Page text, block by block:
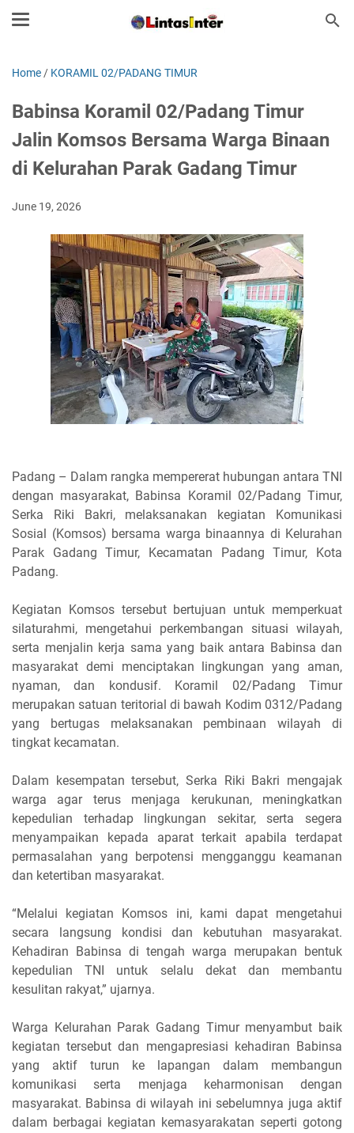
Home / KORAMIL 02/PADANG TIMUR
Babinsa Koramil 02/Padang Timur
Jalin Komsos Bersama Warga Binaan
di Kelurahan Parak Gadang Timur
June 19, 2026
Padang – Dalam rangka mempererat hubungan antara TNI
dengan masyarakat, Babinsa Koramil 02/Padang Timur,
Serka Riki Bakri, melaksanakan kegiatan Komunikasi
Sosial (Komsos) bersama warga binaannya di Kelurahan
Parak Gadang Timur, Kecamatan Padang Timur, Kota
Padang.
Kegiatan Komsos tersebut bertujuan untuk memperkuat
silaturahmi, mengetahui perkembangan situasi wilayah,
serta menjalin kerja sama yang baik antara Babinsa dan
masyarakat demi menciptakan lingkungan yang aman,
nyaman, dan kondusif. Koramil 02/Padang Timur
merupakan satuan teritorial di bawah Kodim 0312/Padang
yang bertugas melaksanakan pembinaan wilayah di
tingkat kecamatan.
Dalam kesempatan tersebut, Serka Riki Bakri mengajak
warga agar terus menjaga kerukunan, meningkatkan
kepedulian terhadap lingkungan sekitar, serta segera
menyampaikan kepada aparat terkait apabila terdapat
permasalahan yang berpotensi mengganggu keamanan
dan ketertiban masyarakat.
“Melalui kegiatan Komsos ini, kami dapat mengetahui
secara langsung kondisi dan kebutuhan masyarakat.
Kehadiran Babinsa di tengah warga merupakan bentuk
kepedulian TNI untuk selalu dekat dan membantu
kesulitan rakyat,” ujarnya.
Warga Kelurahan Parak Gadang Timur menyambut baik
kegiatan tersebut dan mengapresiasi kehadiran Babinsa
yang aktif turun ke lapangan dalam membangun
komunikasi serta menjaga keharmonisan dengan
masyarakat. Babinsa di wilayah ini sebelumnya juga aktif
dalam berbagai kegiatan kemasyarakatan seperti gotong